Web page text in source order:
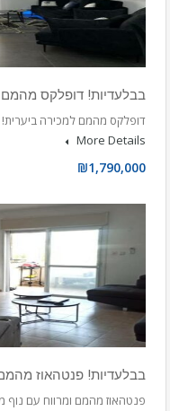
בבלעדיות! דופלקס מהמם
דופלקס מהמם למכירה ביערית! 137 מ״ר מרפסת ענקית 35…
More Details
₪1,790,000
בבלעדיות! פנטהאוז
פנטהאוז מהמם ומרווח עם